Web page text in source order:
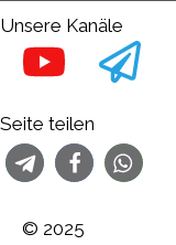
Unsere Kanäle
Seite teilen
© 2025